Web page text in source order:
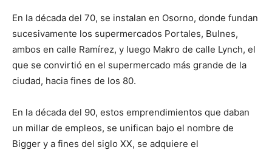
En la década del 70, se instalan en Osorno, donde fundan
sucesivamente los supermercados Portales, Bulnes,
ambos en calle Ramírez, y luego Makro de calle Lynch, el
que se convirtió en el supermercado más grande de la
ciudad, hacia fines de los 80.
En la década del 90, estos emprendimientos que daban
un millar de empleos, se unifican bajo el nombre de
Bigger y a fines del siglo XX, se adquiere el